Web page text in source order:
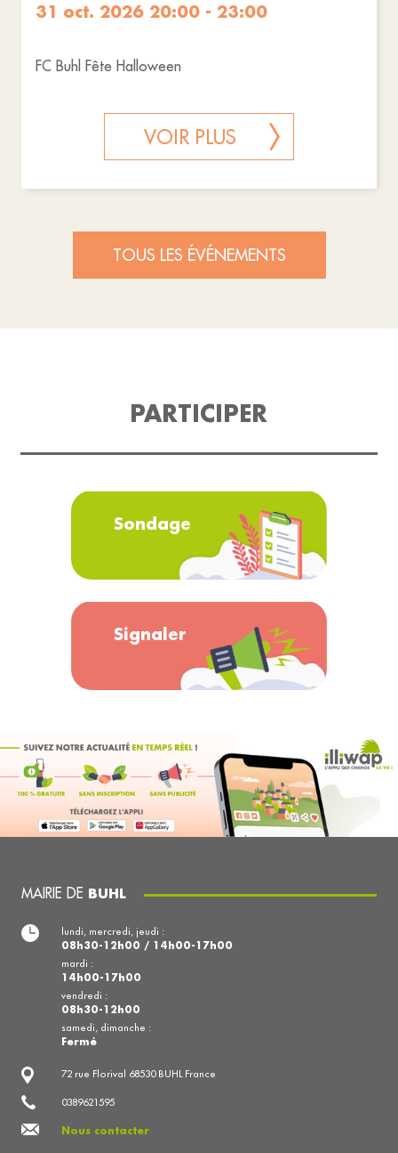
31 oct. 2026 20:00 - 23:00
FC Buhl Fête Halloween
VOIR PLUS
TOUS LES ÉVÉNEMENTS
PARTICIPER
Sondage
Signaler
MAIRIE DE BUHL
72 rue Florival 68530 BUHL France
0389621595
Nous contacter
lundi, mercredi, jeudi :
08h30-12h00 / 14h00-17h00
mardi :
14h00-17h00
vendredi :
08h30-12h00
samedi, dimanche :
Fermé